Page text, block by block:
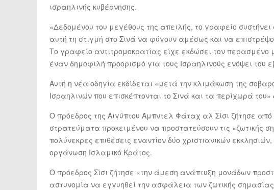
ισραηλινής κυβέρνησης.
«Δεδομένου του μεγέθους της απειλής, το γραφείο συστήνει
αυτή τη στιγμή στο Σινά να φύγουν αμέσως και να
Το γραφείο αντιτρομοκρατίας είχε εκδώσει τον περασμένο
έναν δημοφιλή προορισμό για τους Ισραηλινούς ενόψει του
Αυτή η νέα οδηγία εκδίδεται «μετά την κλιμάκωση της
Ισραηλινών που επισκέπτονται το Σινά και τα περίχωρά του»
O πρόεδρος της Αιγύπτου Άμπντελ Φάταχ αλ Σίσι ζήτησε
στρατεύματα προκειμένου να προστατεύσουν τις «ζωτικής
πολύνεκρες επιθέσεις εναντίον δύο χριστιανικών
οργάνωση Ισλαμικό Κράτος.
Ο πρόεδρος Σίσι ζήτησε «την άμεση ανάπτυξη μονάδων
αστυνομία να εγγυηθεί την ασφάλεια των ζωτικής